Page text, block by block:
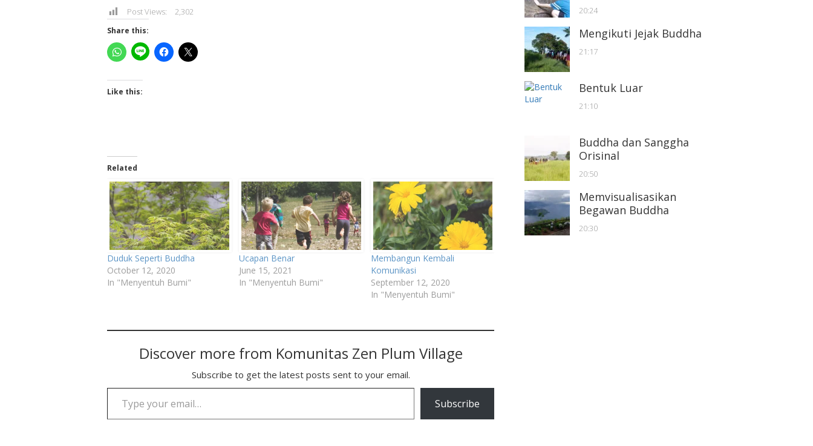
Post Views: 2,302
Share this:
Like this:
Related
Duduk Seperti Buddha
October 12, 2020
In "Menyentuh Bumi"
Ucapan Benar
June 15, 2021
In "Menyentuh Bumi"
Membangun Kembali
Komunikasi
September 12, 2020
In "Menyentuh Bumi"
Discover more from Komunitas Zen Plum Village
Subscribe to get the latest posts sent to your email.
Type your email…
Subscribe
20:24
Mengikuti Jejak Buddha
21:17
Bentuk Luar
21:10
Buddha dan Sanggha
Orisinal
20:50
Memvisualisasikan
Begawan Buddha
20:30